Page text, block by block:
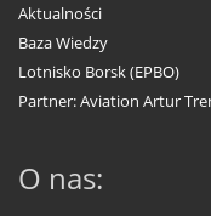
Aktualności
Baza Wiedzy
Lotnisko Borsk (EPBO)
Partner: Aviation Artur
O nas: